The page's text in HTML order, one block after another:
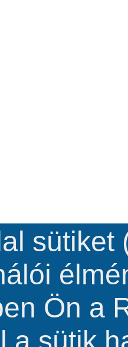
sütiket
Ön a